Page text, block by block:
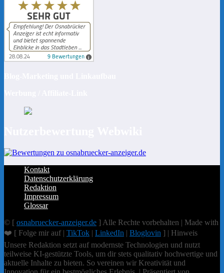
Kontakt
Datenschutzerklärung
Redaktion
Impressum
Glossar
© [ osnabruecker-anzeiger.de ] Alle Rechte vorbehalten | Made with
❤️ [ Folge mir auf | TikTok | LinkedIn | Bloglovin ] | Hinweis
Unsere Redaktion setzt auf modernste Technologien und nutzt
teilweise KI-gestützte Tools, um dir stets qualitativ hochwertige und
aktuelle Inhalte zu bieten. So vereinen wir Kreativität und